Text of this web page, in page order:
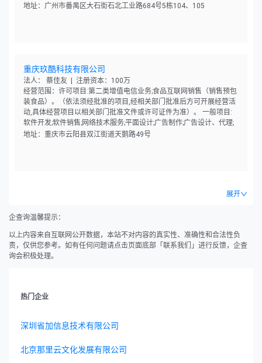
地址：广州市番禺区大石街石北工业路684号5栋104、105
重庆玖酷科技有限公司
法人： 蔡佳友 | 注册资本：100万
经营范围：许可项目:第二类增值电信业务;食品互联网销售（销售预包
装食品）。（依法须经批准的项目,经相关部门批准后方可开展经营活
动,具体经营项目以相关部门批准文件或许可证件为准）。 一般项目:
软件开发;软件销售;网络技术服务;平面设计;广告制作;广告设计、代理;
广告发布（非广播电台、电视台、报刊出版单位）;市场营销策划;图文
地址：重庆市云阳县双江街道天鹅路49号
展开
企查询温馨提示：
以上内容来自互联网公开数据，本站不对内容的真实性、准确性和合法性负
责，仅供您参考。如有任何问题请点击页面底部「联系我们」进行反馈，企查
询会积极处理。
热门企业
深圳省加信息技术有限公司
北京那里云文化发展有限公司